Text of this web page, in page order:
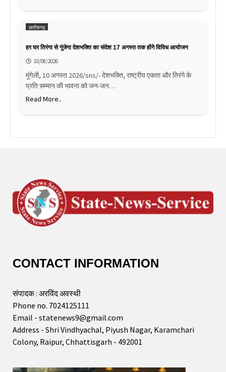
छत्तीसगढ़
हर घर तिरंगा से गूंजेगा देशभक्ति का संदेश 17 अगस्त तक होंगे विविध आयोजन
10/08/2026
मुंगेली, 10 अगस्त 2026/sns/- देशभक्ति, राष्ट्रीय एकता और तिरंगे के
प्रति सम्मान की भावना को जन-जन…
Read More..
CONTACT INFORMATION
संपादक : अरविंद अवस्थी
Phone no. 7024125111
Email - statenews9@gmail.com
Address - Shri Vindhyachal, Piyush Nagar, Karamchari
Colony, Raipur, Chhattisgarh - 492001